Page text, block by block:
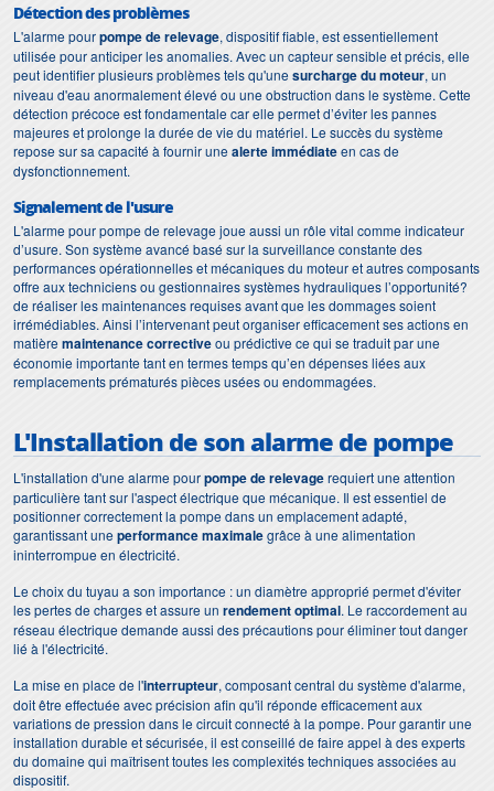
Détection des problèmes
L'alarme pourpompe de relevage, dispositif fiable, est essentiellement
utilisée pour anticiper les anomalies. Avec un capteur sensible et précis, elle
peut identifier plusieurs problèmes tels qu'unesurcharge du moteur, un
niveau d'eau anormalement élevé ou une obstruction dans le système. Cette
détection précoce est fondamentale car elle permet d’éviter les pannes
majeures et prolonge la durée de vie du matériel. Le succès du système
repose sur sa capacité à fournir unealerte immédiateen cas de
dysfonctionnement.
Signalement de l'usure
L'alarme pour pompe de relevage joue aussi un rôle vital comme indicateur
d’usure. Son système avancé basé sur la surveillance constante des
performances opérationnelles et mécaniques du moteur et autres composants
offre aux techniciens ou gestionnaires systèmes hydrauliques l’opportunité?
de réaliser les maintenances requises avant que les dommages soient
irrémédiables. Ainsi l’intervenant peut organiser efficacement ses actions en
matièremaintenance correctiveou prédictive ce qui se traduit par une
économie importante tant en termes temps qu’en dépenses liées aux
remplacements prématurés pièces usées ou endommagées.
L'Installation de son alarme de pompe
L'installation d'une alarme pourpompe de relevagerequiert une attention
particulière tant sur l'aspect électrique que mécanique. Il est essentiel de
positionner correctement la pompe dans un emplacement adapté,
garantissant uneperformance maximalegrâce à une alimentation
ininterrompue en électricité.
Le choix du tuyau a son importance : un diamètre approprié permet d'éviter
les pertes de charges et assure un rendement optimal. Le raccordement au
réseau électrique demande aussi des précautions pour éliminer tout danger
lié à l'électricité.
La mise en place de l'interrupteur, composant central du système d'alarme,
doit être effectuée avec précision afin qu'il réponde efficacement aux
variations de pression dans le circuit connecté à la pompe. Pour garantir une
installation durable et sécurisée, il est conseillé de faire appel à des experts
du domaine qui maîtrisent toutes les complexités techniques associées au
dispositif.